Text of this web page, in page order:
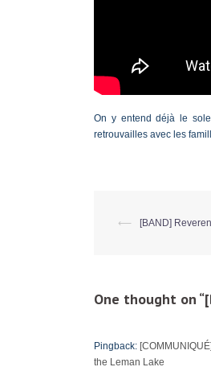
On y entend déjà le
retrouvailles avec les
Post
⟵ [BAND]
One thought on “
Pingback:
the Leman Lake